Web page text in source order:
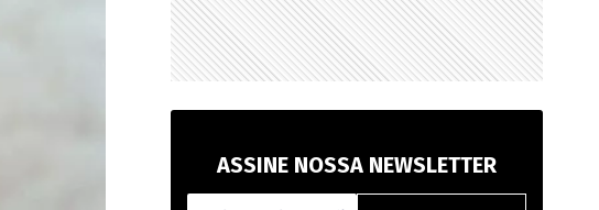
ASSINE NOSSA NEWSLETTER